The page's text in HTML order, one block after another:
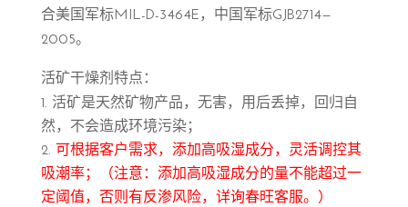
合美国军标MIL-D-3464E，中国军标GJB2714—
2005。
活矿干燥剂特点：
活矿是天然矿物产品，无害，用后丢掉，回归自
然，不会造成环境污染；
可根据客户需求，添加高吸湿成分，灵活调控其
吸潮率；（注意：添加高吸湿成分的量不能超过一
定阈值，否则有反渗风险，详询春旺客服。）